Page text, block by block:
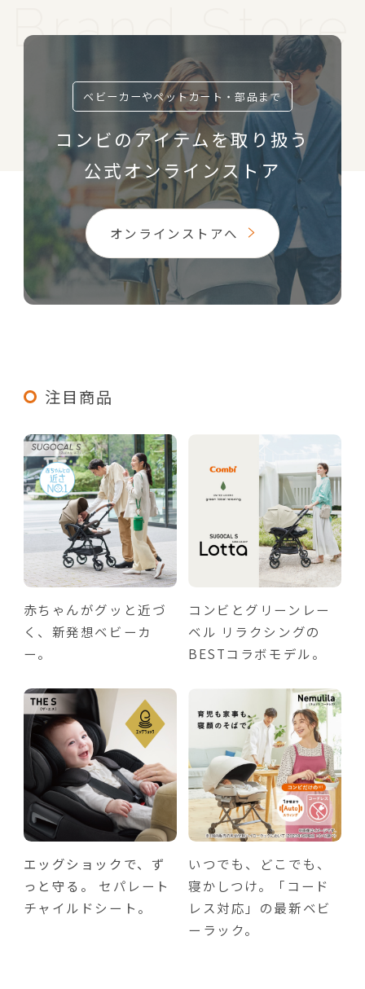
ベビーカーやペットカート・部品まで
コンビのアイテムを取り扱う
公式オンラインストア
オンラインストアへ
注目商品
赤ちゃんがグッと近づ
く、新発想ベビーカ
ー。
コンビとグリーンレー
ベル リラクシングの
BESTコラボモデル。
エッグショックで、ず
っと守る。
セパレート
チャイルドシート。
いつでも、どこでも、
寝かしつけ。「コード
レス対応」の最新ベビ
ーラック。